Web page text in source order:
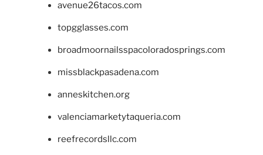
avenue26tacos.com
topgglasses.com
broadmoornailsspacoloradosprings.com
missblackpasadena.com
anneskitchen.org
valenciamarketytaqueria.com
reefrecordsllc.com